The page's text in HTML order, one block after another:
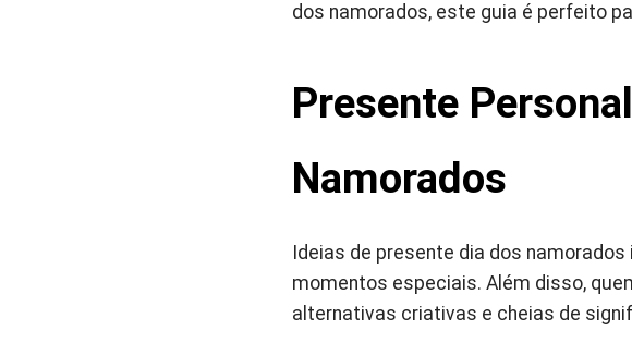
dos namorados, este guia é perfeito
Presente
Namorados
Ideias de presente dia dos
momentos especiais. Além disso,
alternativas criativas e cheias de